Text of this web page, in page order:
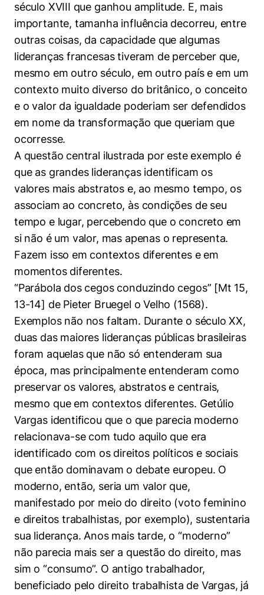
século XVIII que ganhou amplitude. E, mais
importante, tamanha influência decorreu, entre
outras coisas, da capacidade que algumas
lideranças francesas tiveram de perceber que,
mesmo em outro século, em outro país e em um
contexto muito diverso do britânico, o conceito
e o valor da igualdade poderiam ser defendidos
em nome da transformação que queriam que
ocorresse.
A questão central ilustrada por este exemplo é
que as grandes lideranças identificam os
valores mais abstratos e, ao mesmo tempo, os
associam ao concreto, às condições de seu
tempo e lugar, percebendo que o concreto em
si não é um valor, mas apenas o representa.
Fazem isso em contextos diferentes e em
momentos diferentes.
“Parábola dos cegos conduzindo cegos” [Mt 15,
13-14] de Pieter Bruegel o Velho (1568).
Exemplos não nos faltam. Durante o século XX,
duas das maiores lideranças públicas brasileiras
foram aquelas que não só entenderam sua
época, mas principalmente entenderam como
preservar os valores, abstratos e centrais,
mesmo que em contextos diferentes. Getúlio
Vargas identificou que o que parecia moderno
relacionava-se com tudo aquilo que era
identificado com os direitos políticos e sociais
que então dominavam o debate europeu. O
moderno, então, seria um valor que,
manifestado por meio do direito (voto feminino
e direitos trabalhistas, por exemplo), sustentaria
sua liderança. Anos mais tarde, o “moderno”
não parecia mais ser a questão do direito, mas
sim o “consumo”. O antigo trabalhador,
beneficiado pelo direito trabalhista de Vargas, já